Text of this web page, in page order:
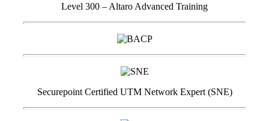
Level 300 – Altaro Advanced Training
Securepoint Certified UTM Network Expert (SNE)